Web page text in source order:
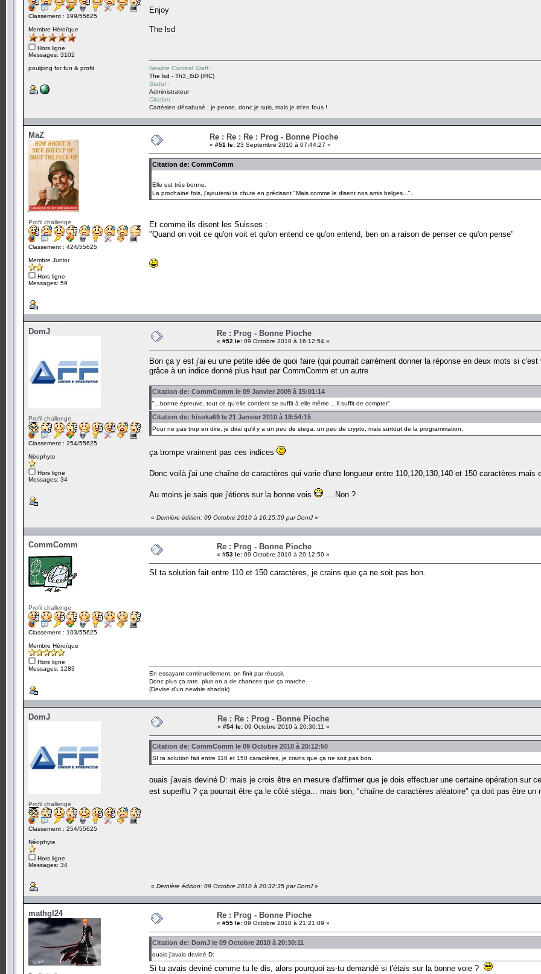
Classement : 199/55625
Membre Héroïque
Hors ligne
Messages: 3102
poulping for fun & profit
Enjoy
The lsd
Newbie Contest Staff :
The lsd - Th3_l5D (IRC)
Statut :
Administrateur
Citation :
Cartésien désabusé : je pense, donc je suis, mais je m'en fous !
MaZ
Profil challenge
Classement : 424/55625
Membre Junior
Hors ligne
Messages: 59
Re : Re : Re : Prog - Bonne Pioche
« #51 le: 23 Septembre 2010 à 07:44:27 »
Citation de: CommComm
Elle est très bonne.
La prochaine fois, j'ajouterai ta chute en précisant "Mais comme le disent nos amis belges...".
Et comme ils disent les Suisses :
"Quand on voit ce qu'on voit et qu'on entend ce qu'on entend, ben on a raison de penser ce qu'on pense"
DomJ
Profil challenge
Classement : 254/55625
Néophyte
Hors ligne
Messages: 34
Re : Prog - Bonne Pioche
« #52 le: 09 Octobre 2010 à 16:12:54 »
Bon ça y est j'ai eu une petite idée de quoi faire (qui pourrait carrément donner la réponse en deux mots si c'est
grâce à un indice donné plus haut par CommComm et un autre
Citation de: CommComm le 09 Janvier 2009 à 15:01:14
"...bonne épreuve, tout ce qu'elle contient se suffit à elle même... Il suffit de compter".
Citation de: hisoka69 le 21 Janvier 2010 à 18:54:15
Pour ne pas trop en dire, je dirai qu'il y a un peu de stega, un peu de crypto, mais surtout de la programmation.
ça trompe vraiment pas ces indices
Donc voilà j'ai une chaîne de caractères qui varie d'une longueur entre 110,120,130,140 et 150 caractères mais
Au moins je sais que j'étions sur la bonne vois ... Non ?
« Dernière édition: 09 Octobre 2010 à 16:15:59 par DomJ »
CommComm
Profil challenge
Classement : 103/55625
Membre Héroïque
Hors ligne
Messages: 1283
Re : Prog - Bonne Pioche
« #53 le: 09 Octobre 2010 à 20:12:50 »
SI ta solution fait entre 110 et 150 caractères, je crains que ça ne soit pas bon.
En essayant continuellement, on finit par réussir.
Donc plus ça rate, plus on a de chances que ça marche.
(Devise d'un newbie shadok)
DomJ
Profil challenge
Classement : 254/55625
Néophyte
Hors ligne
Messages: 34
Re : Re : Prog - Bonne Pioche
« #54 le: 09 Octobre 2010 à 20:30:11 »
Citation de: CommComm le 09 Octobre 2010 à 20:12:50
SI ta solution fait entre 110 et 150 caractères, je crains que ça ne soit pas bon.
ouais j'avais deviné D: mais je crois être en mesure d'affirmer que je dois effectuer une certaine opération sur
est superflu ? ça pourrait être ça le côté stéga... mais bon, "chaîne de caractères aléatoire" ça doit pas être un
« Dernière édition: 09 Octobre 2010 à 20:32:35 par DomJ »
mathgl24 Re : Prog - Bonne Pioche
« #55 le: 09 Octobre 2010 à 21:21:09 »
Citation de: DomJ le 09 Octobre 2010 à 20:30:11
ouais j'avais deviné D:
Si tu avais deviné comme tu le dis, alors pourquoi as-tu demandé si t'étais sur la bonne voie ?